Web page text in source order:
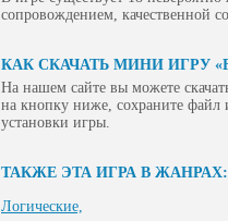
сопровождением, качественной
КАК СКАЧАТЬ МИНИ ИГРУ
На нашем сайте вы можете
на кнопку ниже, сохраните файл
установки игры.
ТАКЖЕ ЭТА ИГРА В ЖАНРАХ:
Логические,